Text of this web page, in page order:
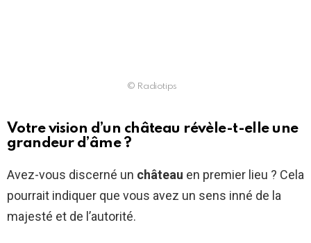
© Radiotips
Votre vision d’un château révèle-t-elle une
grandeur d’âme ?
Avez-vous discerné un château en premier lieu ? Cela
pourrait indiquer que vous avez un sens inné de la
majesté et de l’autorité.